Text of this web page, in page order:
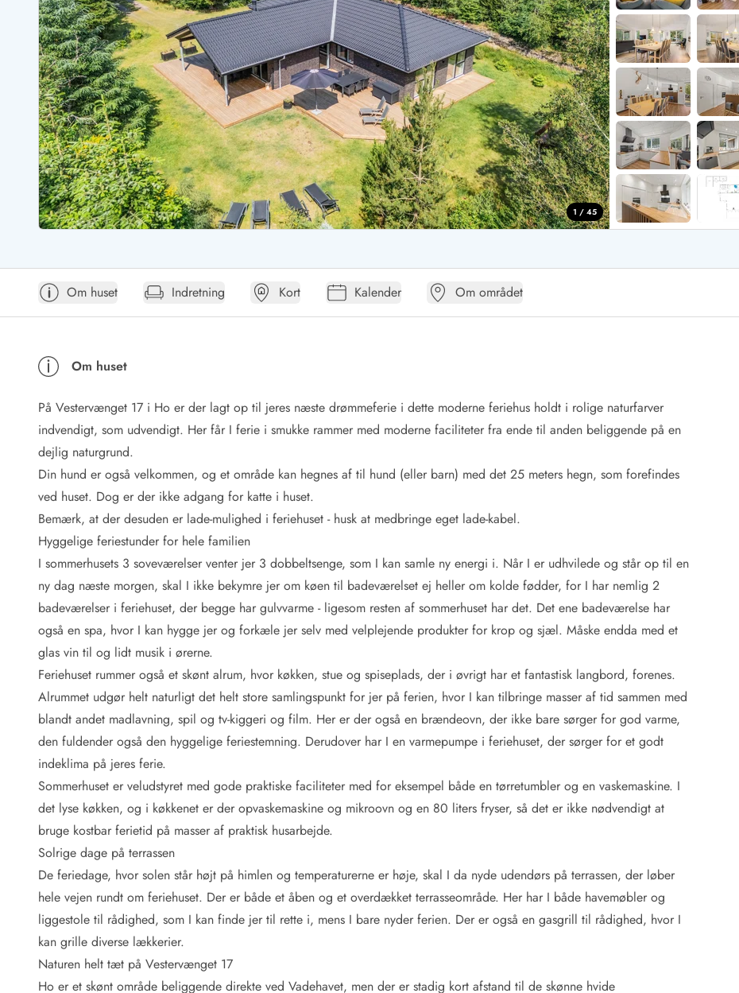
Sommerhuse i BjerregårdSommerhuse i BlåvandSommerhuse i Hvide SandeSommerhuse i Søndervig
Sommerhuse i Årgab
Sommerhuse i Arrild
Sommerhuse i Bjerregård
Sommerhuse i Blåvand
Sommerhuse i Bork Havn
Sommerhuse i Fjand
Sommerhuse på Fanø
Sommerhuse i Grærup Strand
Sommerhuse i Haurvig
Sommerhuse i Henne Strand
Sommerhuse i Ho
Sommerhuse i Houstrup
Sommerhuse i Houvig
Sommerhus på Holmsland Klit
Sommerhuse på Holmsland
Sommerhuse i Hvide Sande
Sommerhuse i Jegum
Sommerhuse i Klegod
Sommerhuse i Lodbjerg Hede
Sommerhuse i Nr. Lyngvig
Sommerhuse på Rømø
Sommerhuse i Søndervig
Sommerhuse i Skodbjerge
Sommerhuse i Thorsminde
Sommerhuse i Vedersø Klit
Sommerhuse i Vejers Strand
Sommerhuse i Vester Husby
Esmark RejsecurityEsmark KidsVIPEsmark VIP partnerfordeleFordele hos os
Sommerhus ABC
Forbrugsafregning (Strøm, vand...)
Lån og lej
Rengøring
Gavekort
Book tidligt
Lejebetingelser
Vejret i Danmark
Sæsontider
Baderegler
Naturbeskyttelse
Webcam
Fotokonkurrence
Fordele hos os
Esmark Rejsecurity
Esmark KidsVIP
Esmark VIP: Fordele og rabataftaler
Prisgaranti
Ingen depositum
Gæsteanmeldelser
Gratis WiFi i ferieområdet
We love people!
Fritidsaktiviteter
Esmark VIP partnerfordele
Esmark KidsVIP
LEGOLAND® rabat
Ferie med børn
Ferie med hund
Ferie ved stranden
Naturoplevelser
1 / 45
Om huset Indretning Kort Kalender Om området
Om huset
På Vestervænget 17 i Ho er der lagt op til jeres næste drømmeferie i dette moderne feriehus holdt i rolige naturfarver
indvendigt, som udvendigt. Her får I ferie i smukke rammer med moderne faciliteter fra ende til anden beliggende på en
dejlig naturgrund.
Din hund er også velkommen, og et område kan hegnes af til hund (eller barn) med det 25 meters hegn, som forefindes
ved huset. Dog er der ikke adgang for katte i huset.
Bemærk, at der desuden er lade-mulighed i feriehuset - husk at medbringe eget lade-kabel.
Hyggelige feriestunder for hele familien
I sommerhusets 3 soveværelser venter jer 3 dobbeltsenge, som I kan samle ny energi i. Når I er udhvilede og står op til en
ny dag næste morgen, skal I ikke bekymre jer om køen til badeværelset ej heller om kolde fødder, for I har nemlig 2
badeværelser i feriehuset, der begge har gulvvarme - ligesom resten af sommerhuset har det. Det ene badeværelse har
også en spa, hvor I kan hygge jer og forkæle jer selv med velplejende produkter for krop og sjæl. Måske endda med et
glas vin til og lidt musik i ørerne.
Feriehuset rummer også et skønt alrum, hvor køkken, stue og spiseplads, der i øvrigt har et fantastisk langbord, forenes.
Alrummet udgør helt naturligt det helt store samlingspunkt for jer på ferien, hvor I kan tilbringe masser af tid sammen med
blandt andet madlavning, spil og tv-kiggeri og film. Her er der også en brændeovn, der ikke bare sørger for god varme,
den fuldender også den hyggelige feriestemning. Derudover har I en varmepumpe i feriehuset, der sørger for et godt
indeklima på jeres ferie.
Sommerhuset er veludstyret med gode praktiske faciliteter med for eksempel både en tørretumbler og en vaskemaskine. I
det lyse køkken, og i køkkenet er der opvaskemaskine og mikroovn og en 80 liters fryser, så det er ikke nødvendigt at
bruge kostbar ferietid på masser af praktisk husarbejde.
Solrige dage på terrassen
De feriedage, hvor solen står højt på himlen og temperaturerne er høje, skal I da nyde udendørs på terrassen, der løber
hele vejen rundt om feriehuset. Der er både et åben og et overdækket terrasseområde. Her har I både havemøbler og
liggestole til rådighed, som I kan finde jer til rette i, mens I bare nyder ferien. Der er også en gasgrill til rådighed, hvor I
kan grille diverse lækkerier.
Naturen helt tæt på Vestervænget 17
Ho er et skønt område beliggende direkte ved Vadehavet, men der er stadig kort afstand til de skønne hvide